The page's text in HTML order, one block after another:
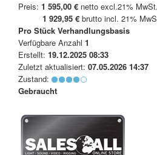
Preis: 1 595,00 € netto excl.21% MwSt.
1 929,95 € brutto incl. 21%
Pro Stück Verhandlungsbasis
Verfügbare Anzahl 1
Erstellt: 19.12.2025 08:33
Zuletzt aktualisiert: 07.05.2026 14:37
Zustand:
Gebraucht